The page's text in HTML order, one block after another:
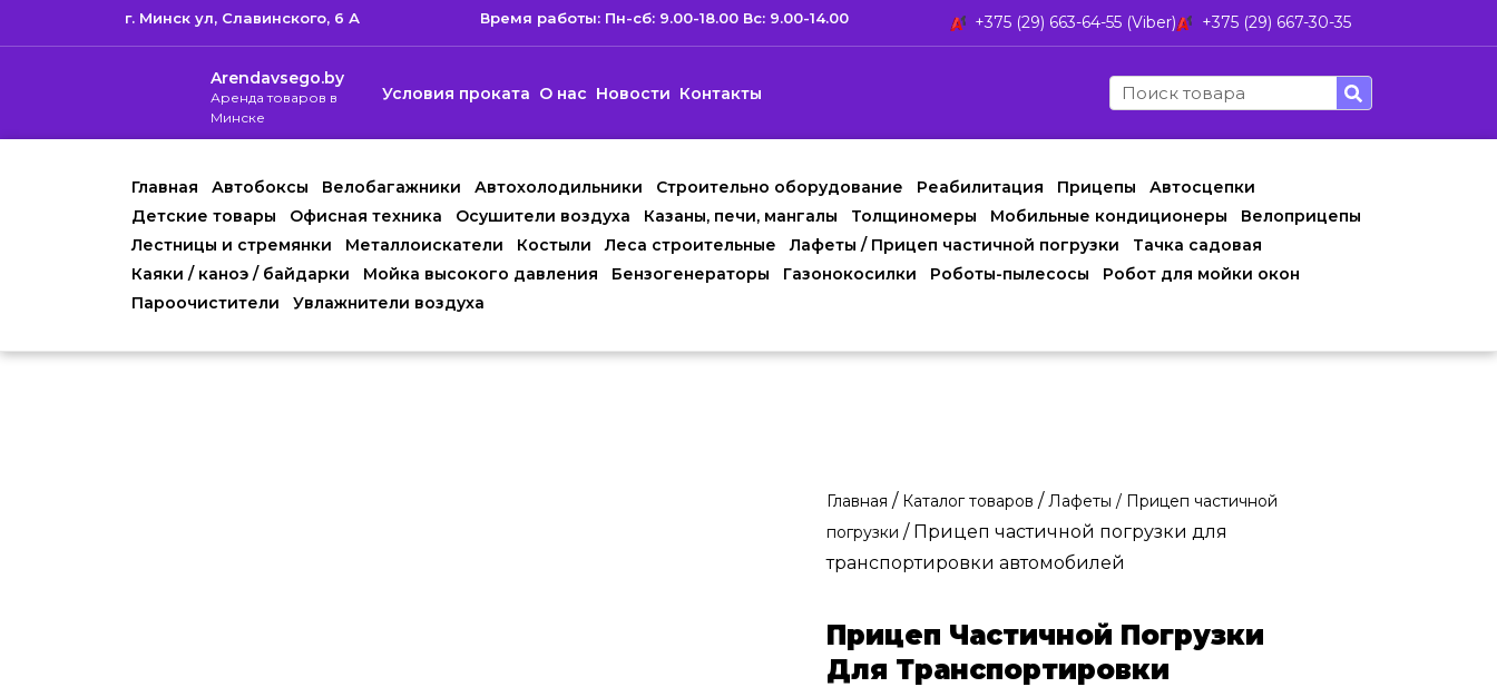
г. Минск ул, Cлавинского, 6 А Время работы: Пн-сб: 9.00-18.00 Вс: 9.00-14.00 +375 (29) 663-64-55 (Viber) +375 (29) 667-30-35
Arendavsego.by
Аренда товаров в
Минске
Условия проката О нас Новости Контакты
Главная Автобоксы Велобагажники Автохолодильники Строительно оборудование Реабилитация Прицепы
Автосцепки
Детские товары
Офисная техника Осушители воздуха Казаны, печи, мангалы Толщиномеры Мобильные кондиционеры
Велоприцепы
Лестницы и стремянки
Металлоискатели Костыли Леса строительные Лафеты / Прицеп частичной погрузки
Тачка садовая
Каяки / каноэ / байдарки
Мойка высокого давления Бензогенераторы Газонокосилки Роботы-пылесосы
Робот для мойки окон
Пароочистители
Увлажнители воздуха
Главная / Каталог товаров /Лафеты / Прицеп частичной
погрузки / Прицеп частичной погрузки для
транспортировки автомобилей
Прицеп Частичной Погрузки
Для Транспортировки